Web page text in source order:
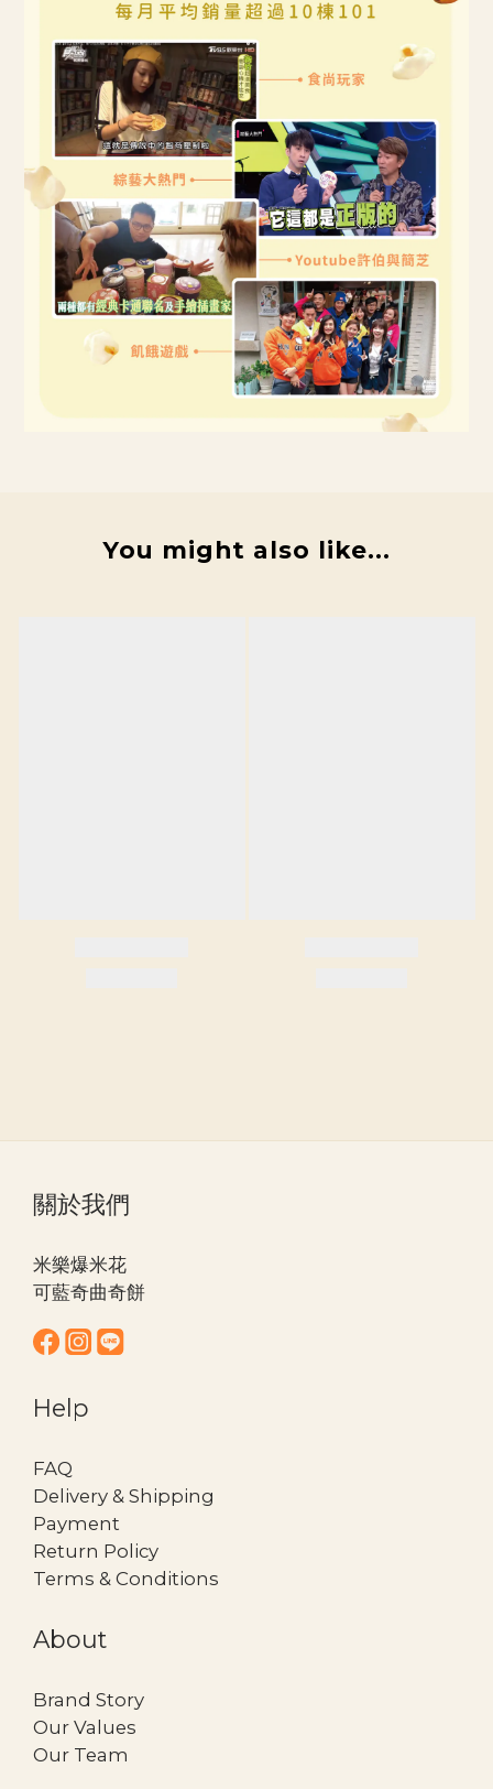
You might also like...
關於我們
米樂爆米花
可藍奇曲奇餅
Help
FAQ
Delivery & Shipping
Payment
Return Policy
Terms & Conditions
About
Brand Story
Our Values
Our Team